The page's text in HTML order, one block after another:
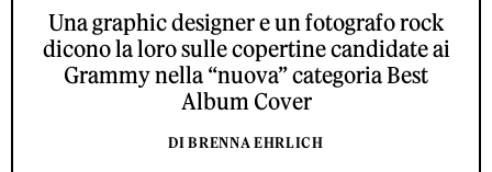
Una graphic designer e un fotografo rock
dicono la loro sulle copertine candidate ai
Grammy nella “nuova” categoria Best
Album Cover
DI BRENNA EHRLICH